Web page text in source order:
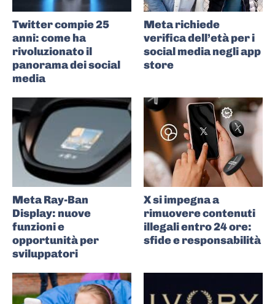
Twitter compie 25
anni: come ha
rivoluzionato il
panorama dei social
media
Meta richiede
verifica dell’età per i
social media negli app
store
Meta Ray-Ban
Display: nuove
funzioni e
opportunità per
sviluppatori
X si impegna a
rimuovere contenuti
illegali entro 24 ore:
sfide e responsabilità